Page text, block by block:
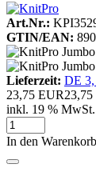
Art.Nr.:
GTIN/EAN:
Lieferzeit: DE
23,75 EUR
inkl. 19 %
In den Warenkorb